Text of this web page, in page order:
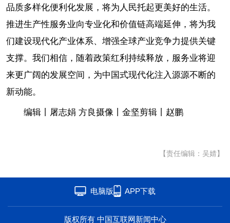
品质多样化便利化发展，将为人民托起更美好的生活。
推进生产性服务业向专业化和价值链高端延伸，将为我
们建设现代化产业体系、增强全球产业竞争力提供关键
支撑。我们相信，随着政策红利持续释放，服务业将迎
来更广阔的发展空间，为中国式现代化注入源源不断的
新动能。
编辑丨屠志娟 方良摄像丨金坚剪辑丨赵鹏
【责任编辑：吴婧】
电脑版 APP下载
版权所有 中国互联网新闻中心